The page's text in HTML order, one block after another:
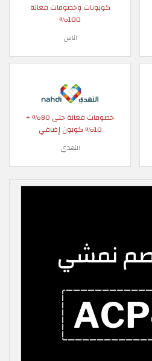
كوبونات وخصومات فعالة
100%
اناس
خصومات فعالة حتى 80% +
10% كوبون إضافي
النهدي